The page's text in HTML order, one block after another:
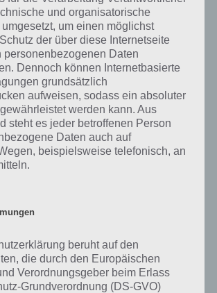
es nicht übertreiben, denn ansonsten geht euch
Vorrat aus. Hier eine Liste der Ballons:
Freigeschaltet
ab Level
Kosten
(Münzen)
(Diamanten)
1 – 10
9 25 4
36 100 10
und organisatorische
um einen möglichst
der über diese Internetseite
personenbezogenen Daten
Dennoch können Internetbasierte
grundsätzlich
aufweisen, sodass ein absoluter
werden kann. Aus
steht es jeder betroffenen Person
Daten auch auf
beispielsweise telefonisch, an
beruht auf den
die durch den Europäischen
Verordnungsgeber beim Erlass
Grundverordnung (DS-GVO)